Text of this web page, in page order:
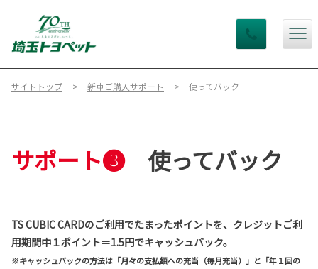
サイトトップ 新車ご購入サポート 使ってバック
サポート❸ 使ってバック
TS CUBIC CARDのご利用でたまったポイントを、クレジットご利
用期間中１ポイント＝1.5円でキャッシュバック。
※キャッシュバックの方法は「月々の支払額への充当（毎月充当）」と「年１回の